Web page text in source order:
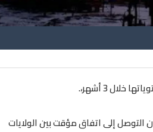
التفاؤل بشأن التوصل إلى اتفاق مؤقت بين الولايات